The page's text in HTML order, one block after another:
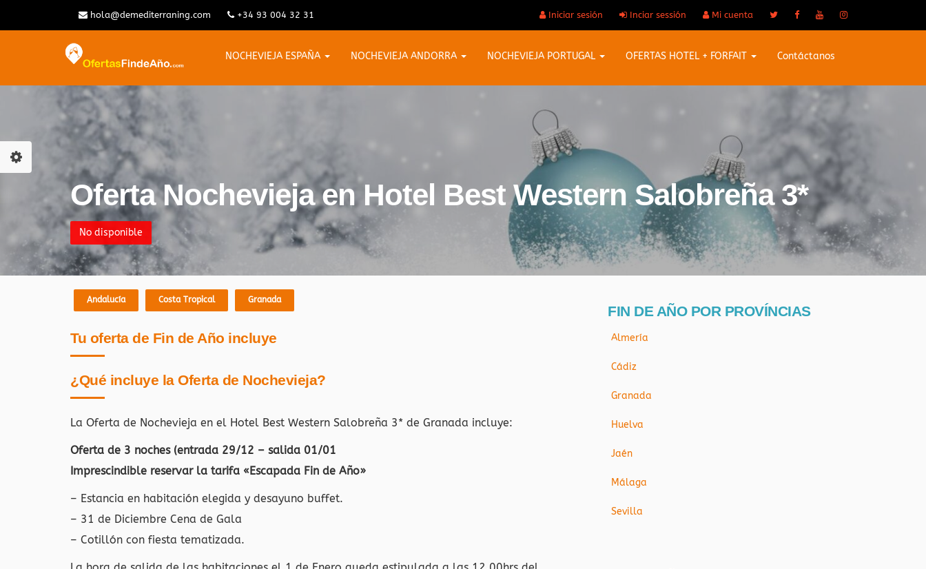
hola@demediterraning.com +34 93 004 32 31 Iniciar sesión Inciar sessión Mi cuenta
NOCHEVIEJA ESPAÑA NOCHEVIEJA ANDORRA NOCHEVIEJA PORTUGAL OFERTAS HOTEL + FORFAIT Contáctanos
Oferta Nochevieja en Hotel Best Western Salobreña 3*
No disponible
Andalucía Costa Tropical Granada
Tu oferta de Fin de Año incluye
¿Qué incluye la Oferta de Nochevieja?
La Oferta de Nochevieja en el Hotel Best Western Salobreña 3* de Granada incluye:
Oferta de 3 noches (entrada 29/12 – salida 01/01
Imprescindible reservar la tarifa «Escapada Fin de Año»
– Estancia en habitación elegida y desayuno buffet.
– 31 de Diciembre Cena de Gala
– Cotillón con fiesta tematizada.
FIN DE AÑO POR PROVÍNCIAS
Almería
Cádiz
Granada
Huelva
Jaén
Málaga
Sevilla